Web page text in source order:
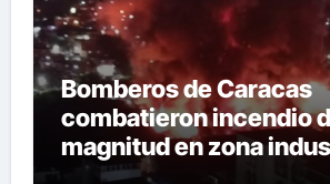
Bomberos de Caracas
combatieron incendio
magnitud en zona
Llanito